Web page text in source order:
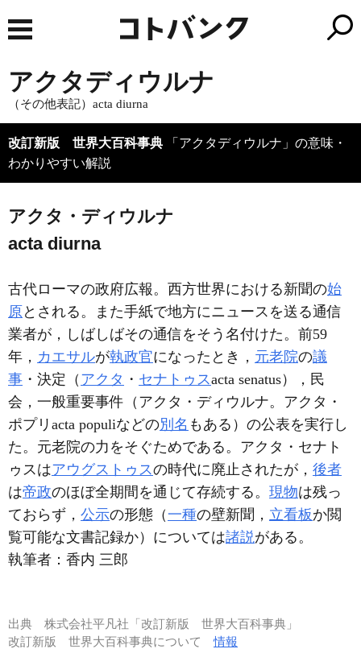
アクタディウルナ
（その他表記）acta diurna
改訂新版 世界大百科事典 「アクタディウルナ」の意味・
わかりやすい解説
アクタ・ディウルナ
acta diurna
古代ローマの政府広報。西方世界における新聞の始
原 とされる。また手紙で地方にニュースを送る通信
業者が，しばしばその通信をそう名付けた。前59
年， カエサルが執政官になったとき， 元老院の議
事 ・決定（ アクタ ・ セナトゥスacta senatus），民
会，一般重要事件（アクタ・ディウルナ。アクタ・
ポプリacta populiなどの別名 もある）の公表を実行し
た。元老院の力をそぐためである。アクタ・セナト
ゥスはアウグストゥスの時代に廃止されたが， 後者
は帝政のほぼ全期間を通じて存続する。 現物は残っ
ておらず， 公示の形態（一種の壁新聞， 立看板か閲
覧可能な文書記録か）については諸説がある。
執筆者： 香内 三郎
出典 株式会社平凡社「改訂新版 世界大百科事典」
改訂新版 世界大百科事典について情報